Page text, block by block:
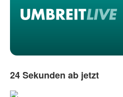
24 Sekunden ab jetzt